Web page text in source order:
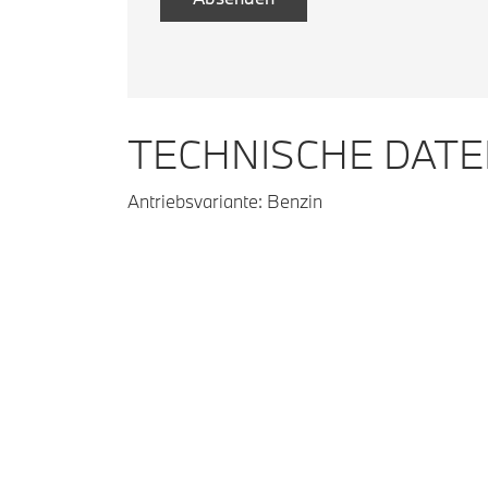
TECHNISCHE
Antriebsvariante: Benzin